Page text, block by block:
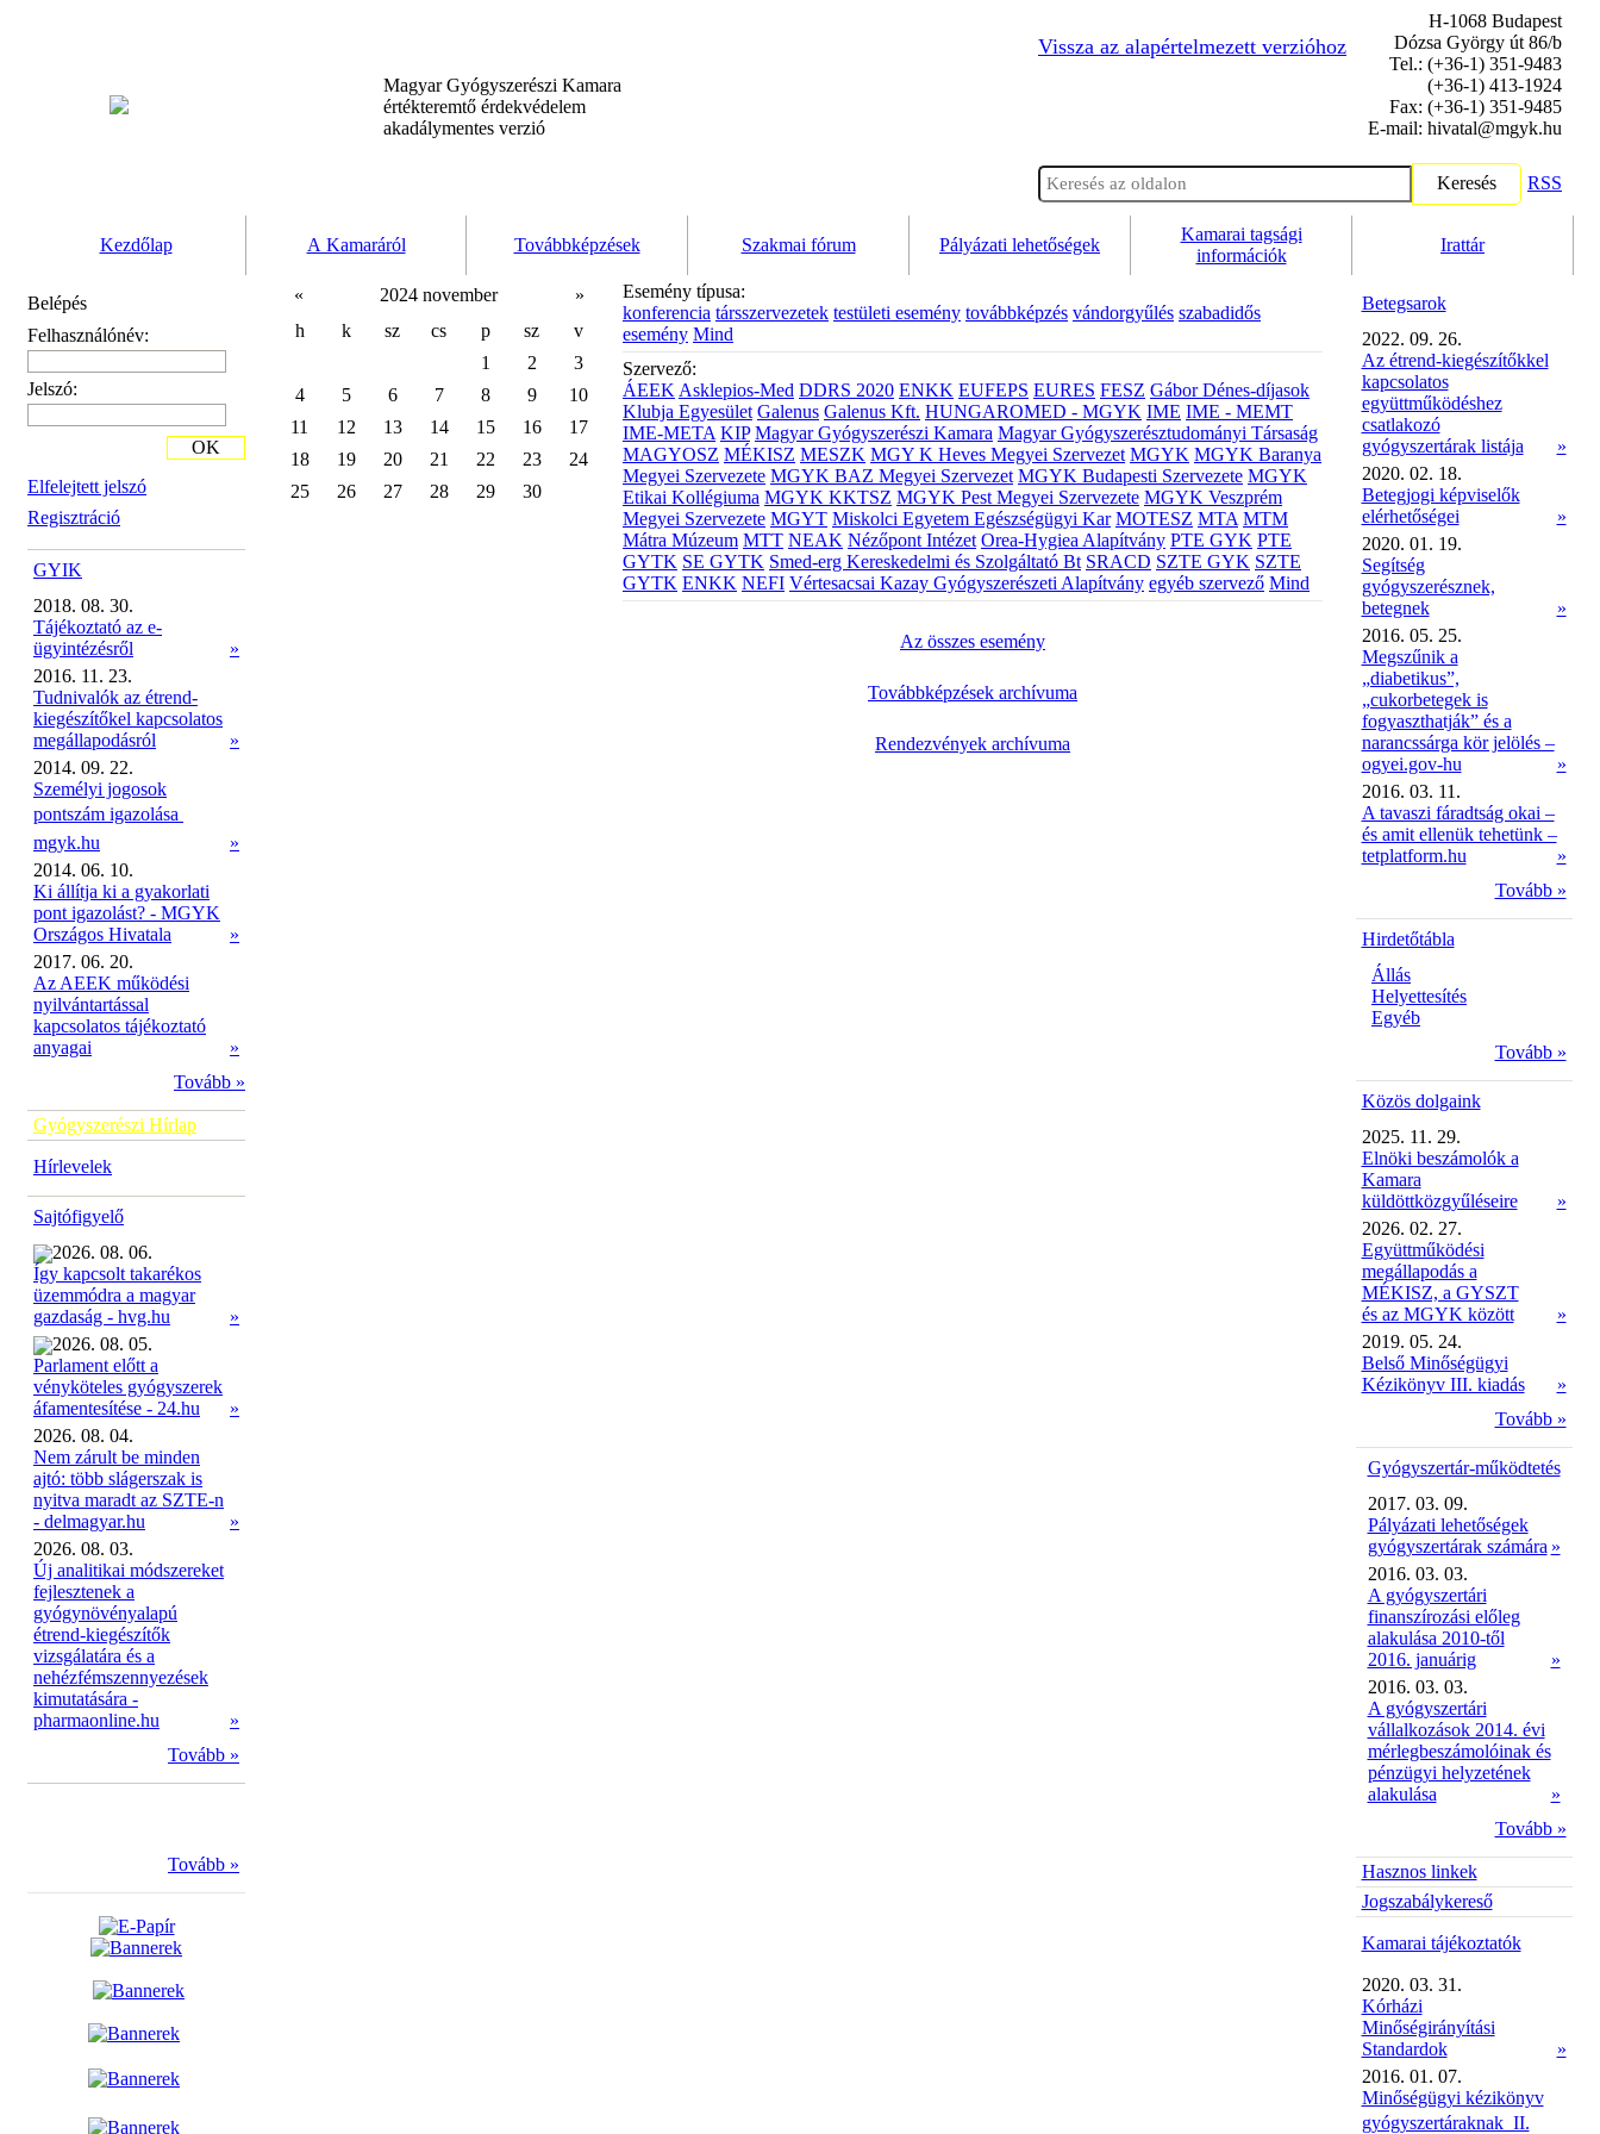
Magyar Gyógyszerészi Kamara
értékteremtő érdekvédelem
akadálymentes verzió
Vissza az alapértelmezett verzióhoz
H-1068 Budapest
Dózsa György út 86/b
Tel.: (+36-1) 351-9483
(+36-1) 413-1924
Fax: (+36-1) 351-9485
E-mail: hivatal@mgyk.hu
Keresés RSS
Kezdőlap A Kamaráról Továbbképzések Szakmai fórum Pályázati lehetőségek
Kamarai tagsági
információk
Irattár
Belépés
Felhasználónév:
Jelszó:
Elfelejtett jelszó
Regisztráció
OK
GYIK
2018. 08. 30.
Tájékoztató az e-
ügyintézésről
»
2016. 11. 23.
Tudnivalók az étrend-
kiegészítőkel kapcsolatos
megállapodásról
»
2014. 09. 22.
Személyi jogosok
pontszám igazolása 
mgyk.hu
»
2014. 06. 10.
Ki állítja ki a gyakorlati
pont igazolást? - MGYK
Országos Hivatala
»
2017. 06. 20.
Az AEEK működési
nyilvántartással
kapcsolatos tájékoztató
anyagai
»
Tovább »
Gyógyszerészi Hírlap
Hírlevelek
Sajtófigyelő
2026. 08. 06.
Így kapcsolt takarékos
üzemmódra a magyar
gazdaság - hvg.hu
»
2026. 08. 05.
Parlament előtt a
vényköteles gyógyszerek
áfamentesítése - 24.hu
»
2026. 08. 04.
Nem zárult be minden
ajtó: több slágerszak is
nyitva maradt az SZTE-n
- delmagyar.hu
»
2026. 08. 03.
Új analitikai módszereket
fejlesztenek a
gyógynövényalapú
étrend-kiegészítők
vizsgálatára és a
nehézfémszennyezések
kimutatására -
pharmaonline.hu
»
Tovább »
Tovább »
« 2024 november
»
h
k sz cs p sz
v
1
2
3
4
5 6 7 8 9
10
11
12 13 14 15 16
17
18
19 20 21 22 23
24
25
26 27 28 29 30
Esemény típusa:
konferencia társszervezetek testületi esemény továbbképzés vándorgyűlés szabadidős
esemény Mind
Szervező:
ÁEEK Asklepios-Med DDRS 2020 ENKK EUFEPS EURES FESZ Gábor Dénes-díjasok
Klubja Egyesület Galenus Galenus Kft. HUNGAROMED - MGYK IME IME - MEMT
IME-META KIP Magyar Gyógyszerészi Kamara Magyar Gyógyszerésztudományi Társaság
MAGYOSZ MÉKISZ MESZK MGY K Heves Megyei Szervezet MGYK MGYK Baranya
Megyei Szervezete MGYK BAZ Megyei Szervezet MGYK Budapesti Szervezete MGYK
Etikai Kollégiuma MGYK KKTSZ MGYK Pest Megyei Szervezete MGYK Veszprém
Megyei Szervezete MGYT Miskolci Egyetem Egészségügyi Kar MOTESZ MTA MTM
Mátra Múzeum MTT NEAK Nézőpont Intézet Orea-Hygiea Alapítvány PTE GYK PTE
GYTK SE GYTK Smed-erg Kereskedelmi és Szolgáltató Bt SRACD SZTE GYK SZTE
GYTK ENKK NEFI Vértesacsai Kazay Gyógyszerészeti Alapítvány egyéb szervező Mind
Az összes esemény
Továbbképzések archívuma
Rendezvények archívuma
Betegsarok
2022. 09. 26.
Az étrend-kiegészítőkkel
kapcsolatos
együttműködéshez
csatlakozó
gyógyszertárak listája
»
2020. 02. 18.
Betegjogi képviselők
elérhetőségei
»
2020. 01. 19.
Segítség
gyógyszerésznek,
betegnek
»
2016. 05. 25.
Megszűnik a
„diabetikus”,
„cukorbetegek is
fogyaszthatják” és a
narancssárga kör jelölés –
ogyei.gov-hu
»
2016. 03. 11.
A tavaszi fáradtság okai –
és amit ellenük tehetünk –
tetplatform.hu
»
Tovább »
Hirdetőtábla
Állás
Helyettesítés
Egyéb
Tovább »
Közös dolgaink
2025. 11. 29.
Elnöki beszámolók a
Kamara
küldöttközgyűléseire
»
2026. 02. 27.
Együttműködési
megállapodás a
MÉKISZ, a GYSZT
és az MGYK között
»
2019. 05. 24.
Belső Minőségügyi
Kézikönyv III. kiadás
»
Tovább »
Gyógyszertár-működtetés
2017. 03. 09.
Pályázati lehetőségek
gyógyszertárak számára »
2016. 03. 03.
A gyógyszertári
finanszírozási előleg
alakulása 2010-től
2016. januárig
»
2016. 03. 03.
A gyógyszertári
vállalkozások 2014. évi
mérlegbeszámolóinak és
pénzügyi helyzetének
alakulása
»
Tovább »
Hasznos linkek
Jogszabálykereső
Kamarai tájékoztatók
2020. 03. 31.
Kórházi
Minőségirányítási
Standardok
»
2016. 01. 07.
Minőségügyi kézikönyv
gyógyszertáraknak  II.